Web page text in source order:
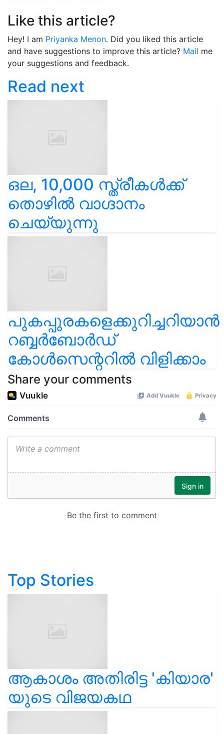
Like this article?
Hey! I am Priyanka Menon. Did you liked this article
and have suggestions to improve this article? Mail me
your suggestions and feedback.
Read next
ഒല, 10,000 സ്ത്രീകൾക്ക്
തൊഴിൽ വാഗ്ദാനം
ചെയ്യുന്നു
പുകപ്പുരകളെക്കുറിച്ചറിയാന്‍
റബ്ബര്‍ബോര്‍ഡ്
കോള്‍സെന്ററില്‍ വിളിക്കാം
Share your comments
Top Stories
ആകാശം അതിരിട്ട 'കിയാര'
യുടെ വിജയകഥ